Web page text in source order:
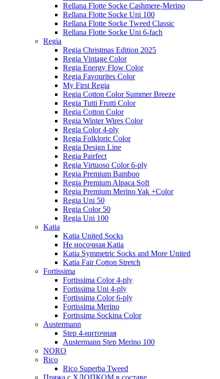
Rellana Flotte Socke Cashmere-Merino
Rellana Flotte Socke Uni 100
Rellana Flotte Socke Tweed Classic
Rellana Flotte Socke Uni 6-fach
Regia
Regia Christmas Edition 2025
Regia Vintage Color
Regia Energy Flow Color
Regia Favourites Color
My First Regia
Regia Cotton Color Summer Breeze
Regia Tutti Frutti Color
Regia Cotton Color
Regia Winter Wires Color
Regia Color 4-ply
Regia Folkloric Color
Regia Design Line
Regia Pairfect
Regia Virtuoso Color 6-ply
Regia Premium Bamboo
Regia Premium Alpaca Soft
Regia Premium Merino Yak +Color
Regia Uni 50
Regia Color 50
Regia Uni 100
Katia
Katia United Socks
Не носочная Katia
Katia Symmetric Socks and More United
Katia Fair Cotton Stretch
Fortissima
Fortissima Color 4-ply
Fortissima Uni 4-ply
Fortissima Color 6-ply
Fortissima Merino
Fortissima Sockina Color
Austermann
Step 4-ниточная
Austermann Step Merino 100
NORO
Rico
Rico Superba Tweed
Пряжа с ХЛОПКОМ в составе